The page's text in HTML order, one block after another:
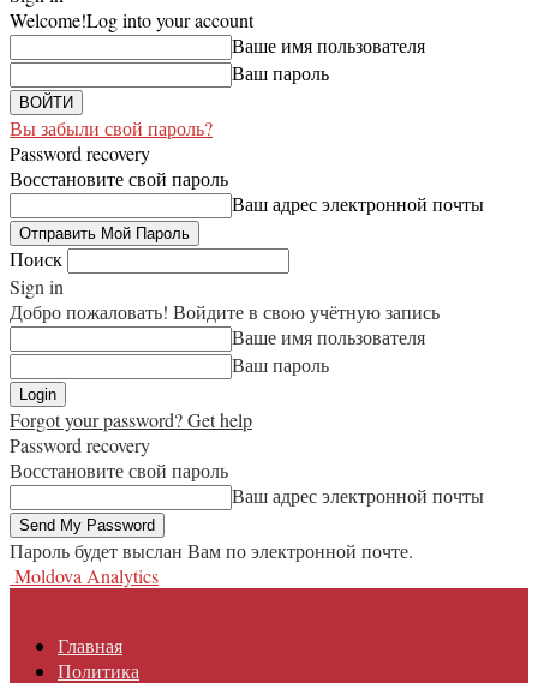
Welcome!Log into your account
Ваше имя пользователя
Ваш пароль
Вы забыли свой пароль?
Password recovery
Восстановите свой пароль
Ваш адрес электронной почты
Поиск
Sign in
Добро пожаловать! Войдите в свою учётную запись
Ваше имя пользователя
Ваш пароль
Forgot your password? Get help
Password recovery
Восстановите свой пароль
Ваш адрес электронной почты
Пароль будет выслан Вам по электронной почте.
Moldova Analytics
Главная
Политика